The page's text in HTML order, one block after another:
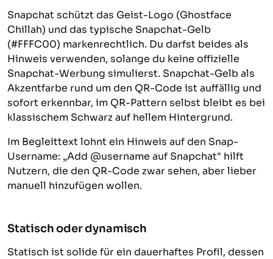
Snapchat schützt das Geist-Logo (Ghostface
Chillah) und das typische Snapchat-Gelb
(#FFFC00) markenrechtlich. Du darfst beides als
Hinweis verwenden, solange du keine offizielle
Snapchat-Werbung simulierst. Snapchat-Gelb als
Akzentfarbe rund um den QR-Code ist auffällig und
sofort erkennbar, im QR-Pattern selbst bleibt es bei
klassischem Schwarz auf hellem Hintergrund.
Im Begleittext lohnt ein Hinweis auf den Snap-
Username: „Add @username auf Snapchat" hilft
Nutzern, die den QR-Code zwar sehen, aber lieber
manuell hinzufügen wollen.
Statisch oder dynamisch
Statisch ist solide für ein dauerhaftes Profil, dessen